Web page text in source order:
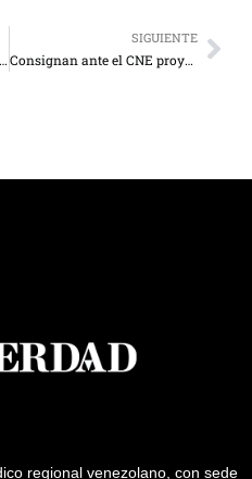
Arias Cárdenas cambia 17 carros viejos por taxis nuevos
SIGUIENTE
Consignan ante el CNE proyecto comicial de la Futpv
regional venezolano, con sede